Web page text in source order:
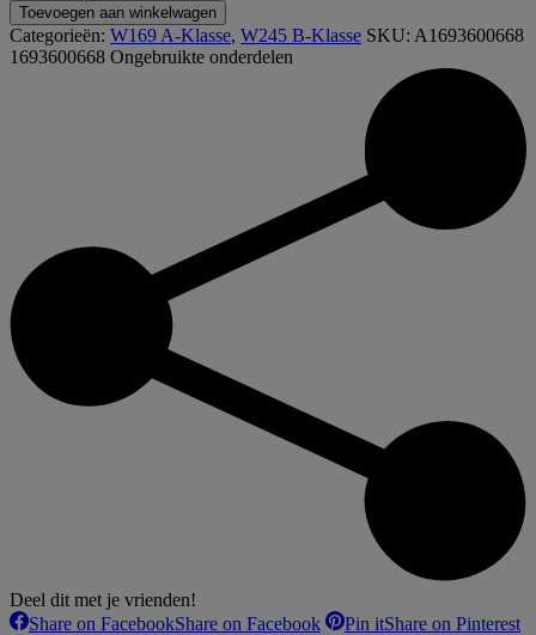
Toevoegen aan winkelwagen
Categorieën: W169 A-Klasse, W245 B-Klasse SKU: A1693600668
1693600668 Ongebruikte onderdelen
Deel dit met je vrienden!
Share on FacebookShare on Facebook Pin itShare on Pinterest